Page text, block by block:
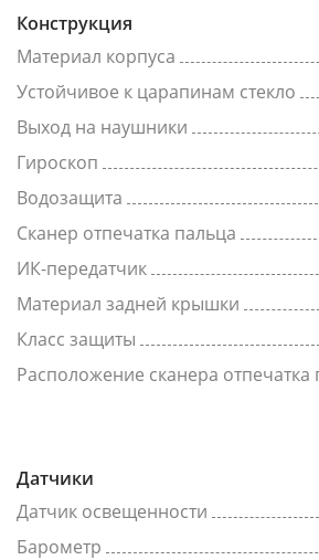
Конструкция
Материал корпуса
Устойчивое к царапинам стекло
Выход на наушники
Гироскоп
Водозащита
Сканер отпечатка пальца
ИК-передатчик
Материал задней крышки
Класс защиты
Расположение сканера отпечатка
Датчики
Датчик освещенности
Барометр